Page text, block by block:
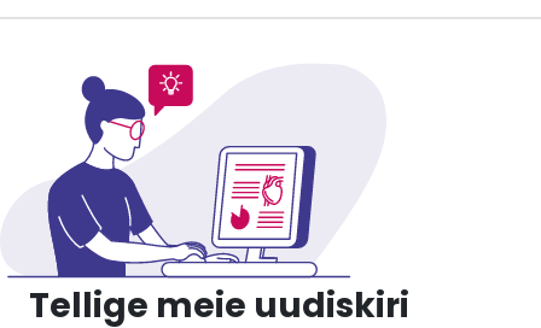
Tellige meie uudiskiri